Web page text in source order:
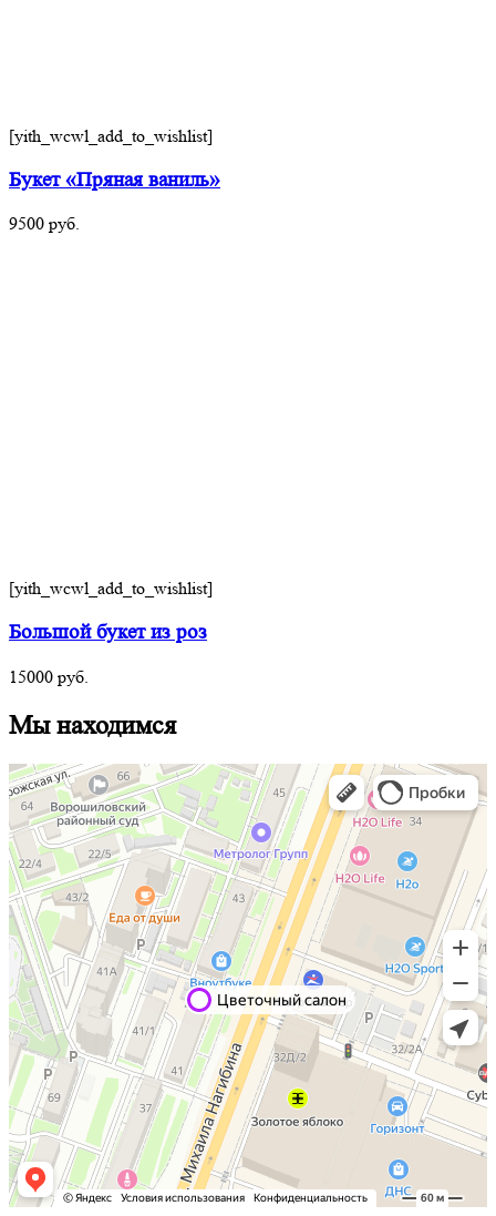
[yith_wcwl_add_to_wishlist]
Букет «Пряная ваниль»
9500 руб.
[yith_wcwl_add_to_wishlist]
Большой букет из роз
15000 руб.
Мы находимся